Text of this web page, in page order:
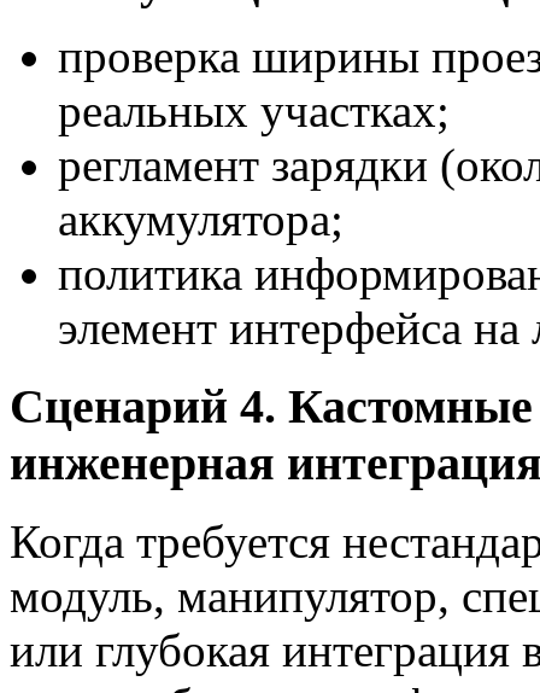
проверка ширины
реальных участках;
регламент зарядки
аккумулятора;
политика
элемент интерфейса
Сценарий 4.
инженерная
Когда требуется
модуль, манипулятор,
или глубокая